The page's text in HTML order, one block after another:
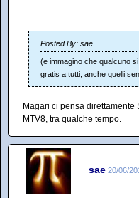
Posted By: sae
(e immagino che qualcuno
gratis a tutti, anche quelli
Magari ci pensa
MTV8, tra qualche tempo.
sae 20/06/